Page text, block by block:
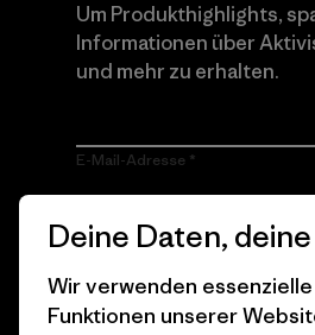
Um Produkthighlights,
Informationen über
und mehr zu erhalten.
E-Mail-Adresse
Durch Klicken auf die Anmelden
einverstanden, dass Patagonia
Stories, Informationen über
mehr gemäß der
Deine Daten,
Wir verwenden
Funktionen unserer